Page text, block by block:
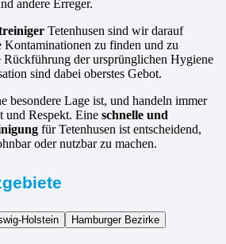
andere Erreger.
Tetenhusen sind wir darauf
Kontaminationen zu finden und zu
der ursprünglichen Hygiene
sind dabei oberstes Gebot.
besondere Lage ist, und handeln immer
und Respekt. Eine schnelle und
für Tetenhusen ist entscheidend,
oder nutzbar zu machen.
Holstein
Hamburger Bezirke